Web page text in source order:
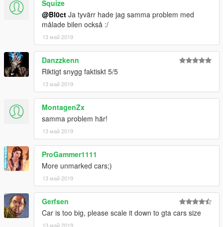
Squize
@Bl0ct Ja tyvärr hade jag samma problem med
målade bilen också :/
13 май 2019
Danzzkenn
Riktigt snygg faktiskt 5/5
13 май 2019
MontagenZx
samma problem här!
13 май 2019
ProGammer1111
More unmarked cars;)
13 май 2019
Gerfsen
Car is too big, please scale it down to gta cars size
13 май 2019